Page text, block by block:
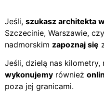
Jeśli, szukasz architekta
Szczecinie, Warszawie,
nadmorskim zapoznaj się
Jeśli, dzielą nas
wykonujemy również
poza jej granicami.